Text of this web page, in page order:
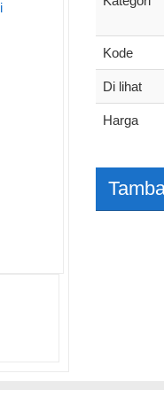
Kode
Di lihat
Harga